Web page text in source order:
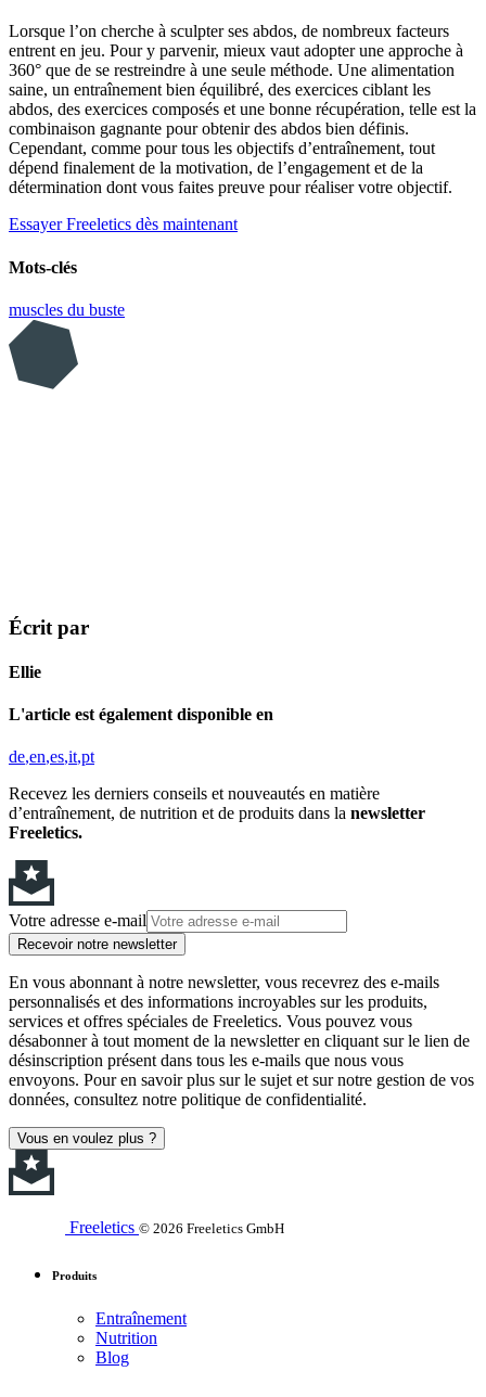
Lorsque l’on cherche à sculpter ses abdos, de nombreux facteurs
entrent en jeu. Pour y parvenir, mieux vaut adopter une approche à
360° que de se restreindre à une seule méthode. Une alimentation
saine, un entraînement bien équilibré, des exercices ciblant les
abdos, des exercices composés et une bonne récupération, telle est la
combinaison gagnante pour obtenir des abdos bien définis.
Cependant, comme pour tous les objectifs d’entraînement, tout
dépend finalement de la motivation, de l’engagement et de la
détermination dont vous faites preuve pour réaliser votre objectif.
Essayer Freeletics dès maintenant
Mots-clés
muscles du buste
Écrit par
Ellie
L'article est également disponible en
de en es it pt
Recevez les derniers conseils et nouveautés en matière
d’entraînement, de nutrition et de produits dans la newsletter
Freeletics.
Votre adresse e-mail
Recevoir notre newsletter
En vous abonnant à notre newsletter, vous recevrez des e-mails
personnalisés et des informations incroyables sur les produits,
services et offres spéciales de Freeletics. Vous pouvez vous
désabonner à tout moment de la newsletter en cliquant sur le lien de
désinscription présent dans tous les e-mails que nous vous
envoyons. Pour en savoir plus sur le sujet et sur notre gestion de vos
données, consultez notre politique de confidentialité.
Vous en voulez plus ?
Freeletics © 2026 Freeletics GmbH
Produits
Entraînement
Nutrition
Blog